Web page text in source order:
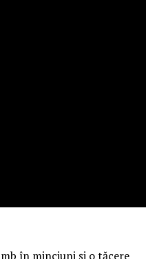
în minciuni și o tăcere